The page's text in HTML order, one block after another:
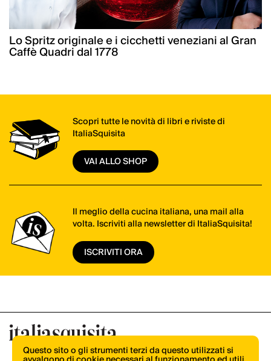
Lo Spritz originale e i cicchetti veneziani al Gran
Caffè Quadri dal 1778
Scopri tutte le novità di libri e riviste di
ItaliaSquisita
VAI ALLO SHOP
Il meglio della cucina italiana, una mail alla
volta. Iscriviti alla newsletter di ItaliaSquisita!
ISCRIVITI ORA
Questo sito o gli strumenti terzi da questo utilizzati si